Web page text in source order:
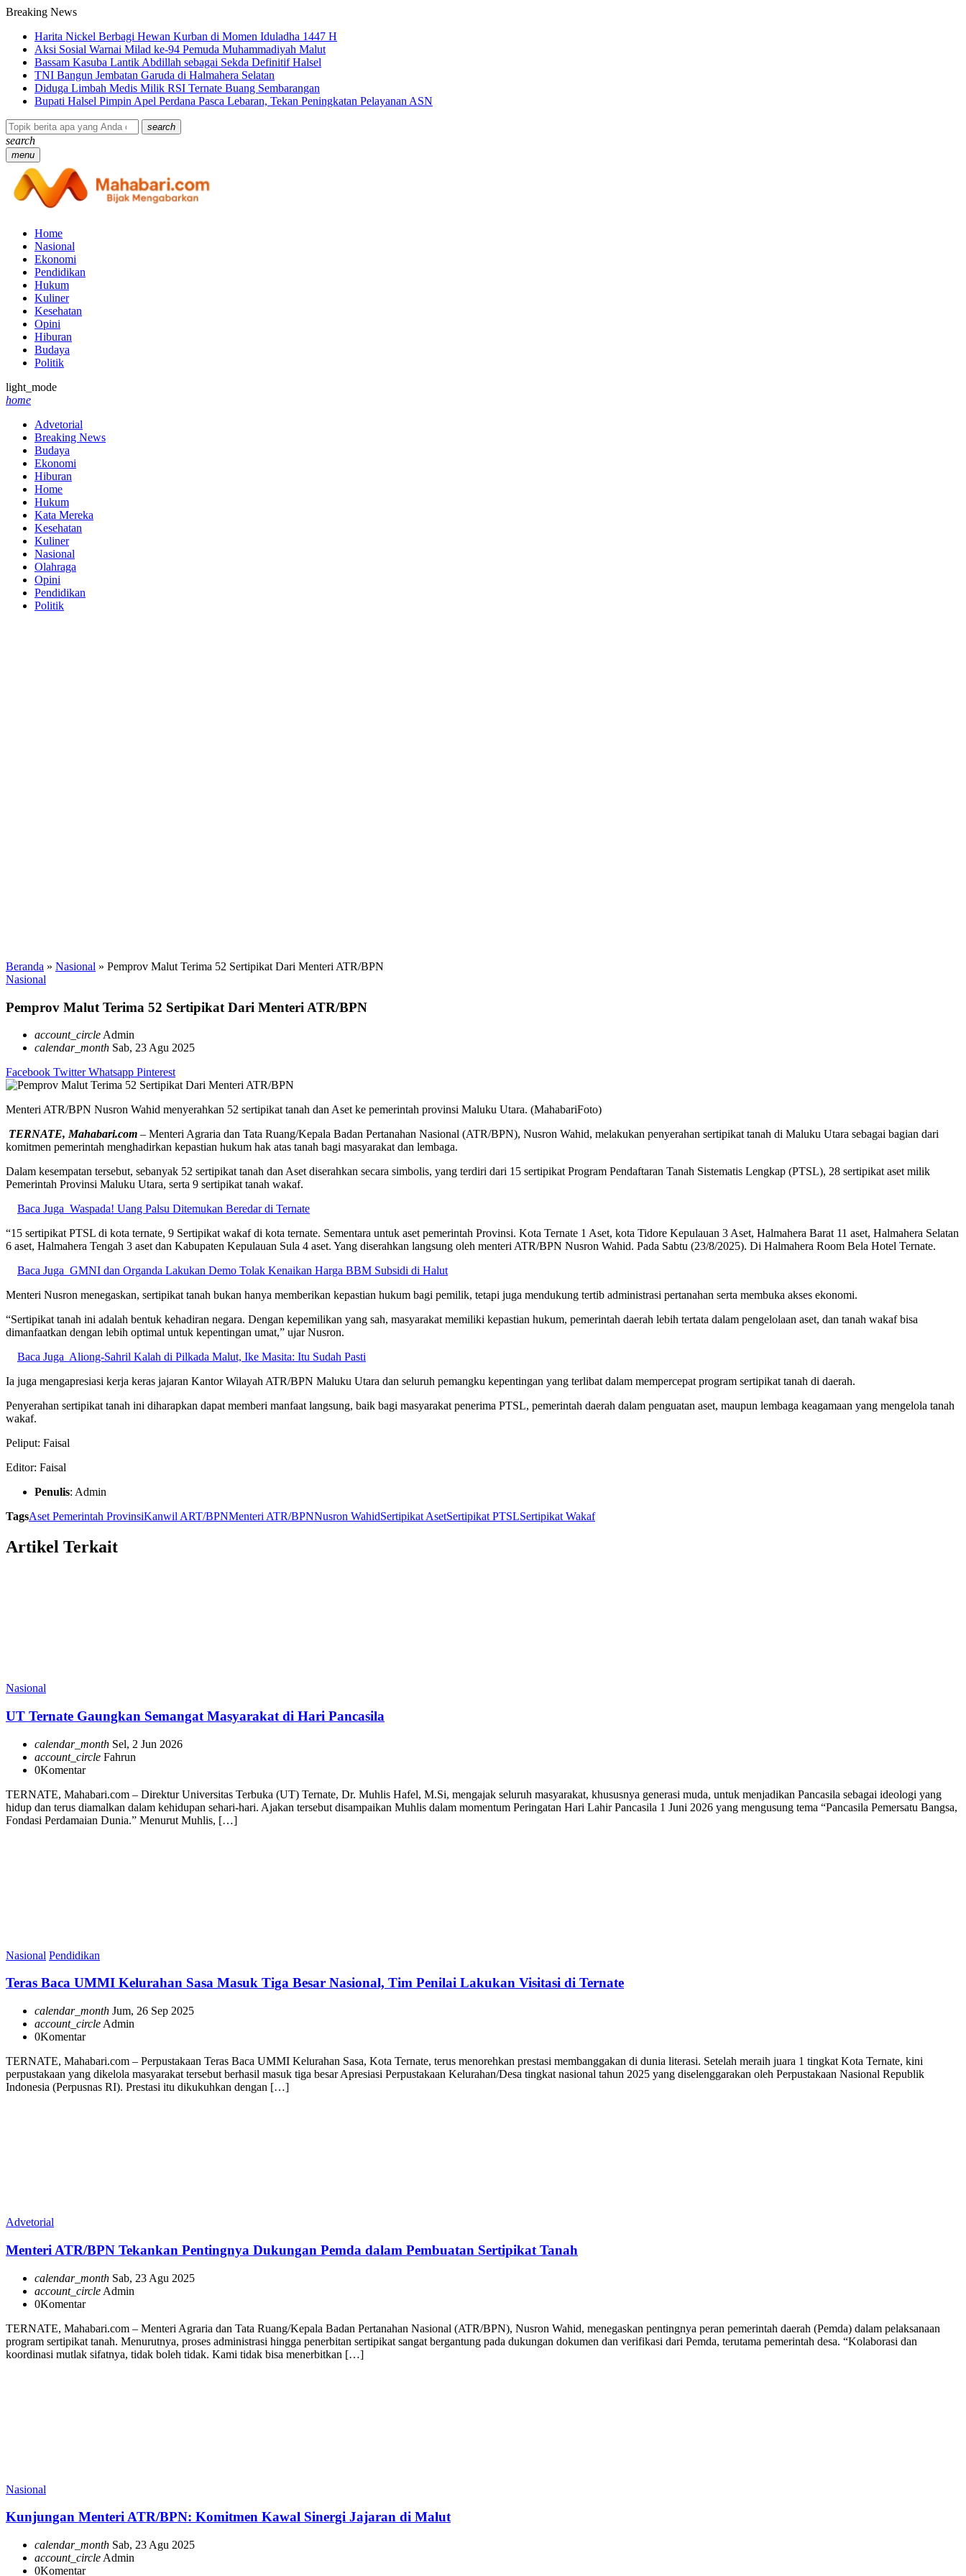
Breaking News
Harita Nickel Berbagi Hewan Kurban di Momen Iduladha 1447 H
Aksi Sosial Warnai Milad ke-94 Pemuda Muhammadiyah Malut
Bassam Kasuba Lantik Abdillah sebagai Sekda Definitif Halsel
TNI Bangun Jembatan Garuda di Halmahera Selatan
Diduga Limbah Medis Milik RSI Ternate Buang Sembarangan
Bupati Halsel Pimpin Apel Perdana Pasca Lebaran, Tekan Peningkatan Pelayanan ASN
search
search
menu
Home
Nasional
Ekonomi
Pendidikan
Hukum
Kuliner
Kesehatan
Opini
Hiburan
Budaya
Politik
light_mode
home
Advetorial
Breaking News
Budaya
Ekonomi
Hiburan
Home
Hukum
Kata Mereka
Kesehatan
Kuliner
Nasional
Olahraga
Opini
Pendidikan
Politik
Beranda » Nasional » Pemprov Malut Terima 52 Sertipikat Dari Menteri ATR/BPN
Nasional
Pemprov Malut Terima 52 Sertipikat Dari Menteri ATR/BPN
account_circleAdmin
calendar_month Sab, 23 Agu 2025
Facebook Twitter Whatsapp Pinterest
Menteri ATR/BPN Nusron Wahid menyerahkan 52 sertipikat tanah dan Aset ke pemerintah provinsi Maluku Utara. (MahabariFoto)
TERNATE, Mahabari.com – Menteri Agraria dan Tata Ruang/Kepala Badan Pertanahan Nasional (ATR/BPN), Nusron Wahid, melakukan penyerahan sertipikat tanah di Maluku Utara sebagai bagian dari
komitmen pemerintah menghadirkan kepastian hukum hak atas tanah bagi masyarakat dan lembaga.
Dalam kesempatan tersebut, sebanyak 52 sertipikat tanah dan Aset diserahkan secara simbolis, yang terdiri dari 15 sertipikat Program Pendaftaran Tanah Sistematis Lengkap (PTSL), 28 sertipikat aset milik
Pemerintah Provinsi Maluku Utara, serta 9 sertipikat tanah wakaf.
Baca Juga Waspada! Uang Palsu Ditemukan Beredar di Ternate
“15 sertipikat PTSL di kota ternate, 9 Sertipikat wakaf di kota ternate. Sementara untuk aset pemerintah Provinsi. Kota Ternate 1 Aset, kota Tidore Kepulauan 3 Aset, Halmahera Barat 11 aset, Halmahera Selatan
6 aset, Halmahera Tengah 3 aset dan Kabupaten Kepulauan Sula 4 aset. Yang diserahkan langsung oleh menteri ATR/BPN Nusron Wahid. Pada Sabtu (23/8/2025). Di Halmahera Room Bela Hotel Ternate.
Baca Juga GMNI dan Organda Lakukan Demo Tolak Kenaikan Harga BBM Subsidi di Halut
Menteri Nusron menegaskan, sertipikat tanah bukan hanya memberikan kepastian hukum bagi pemilik, tetapi juga mendukung tertib administrasi pertanahan serta membuka akses ekonomi.
“Sertipikat tanah ini adalah bentuk kehadiran negara. Dengan kepemilikan yang sah, masyarakat memiliki kepastian hukum, pemerintah daerah lebih tertata dalam pengelolaan aset, dan tanah wakaf bisa
dimanfaatkan dengan lebih optimal untuk kepentingan umat,” ujar Nusron.
Baca Juga Aliong-Sahril Kalah di Pilkada Malut, Ike Masita: Itu Sudah Pasti
Ia juga mengapresiasi kerja keras jajaran Kantor Wilayah ATR/BPN Maluku Utara dan seluruh pemangku kepentingan yang terlibat dalam mempercepat program sertipikat tanah di daerah.
Penyerahan sertipikat tanah ini diharapkan dapat memberi manfaat langsung, baik bagi masyarakat penerima PTSL, pemerintah daerah dalam penguatan aset, maupun lembaga keagamaan yang mengelola tanah
wakaf.
Peliput: Faisal
Editor: Faisal
Penulis: Admin
TagsAset Pemerintah ProvinsiKanwil ART/BPNMenteri ATR/BPNNusron WahidSertipikat AsetSertipikat PTSLSertipikat Wakaf
Artikel Terkait
Nasional
UT Ternate Gaungkan Semangat Masyarakat di Hari Pancasila
calendar_month Sel, 2 Jun 2026
account_circle Fahrun
0Komentar
TERNATE, Mahabari.com – Direktur Universitas Terbuka (UT) Ternate, Dr. Muhlis Hafel, M.Si, mengajak seluruh masyarakat, khususnya generasi muda, untuk menjadikan Pancasila sebagai ideologi yang
hidup dan terus diamalkan dalam kehidupan sehari-hari. Ajakan tersebut disampaikan Muhlis dalam momentum Peringatan Hari Lahir Pancasila 1 Juni 2026 yang mengusung tema “Pancasila Pemersatu Bangsa,
Fondasi Perdamaian Dunia.” Menurut Muhlis, […]
Nasional Pendidikan
Teras Baca UMMI Kelurahan Sasa Masuk Tiga Besar Nasional, Tim Penilai Lakukan Visitasi di Ternate
calendar_month Jum, 26 Sep 2025
account_circle Admin
0Komentar
TERNATE, Mahabari.com – Perpustakaan Teras Baca UMMI Kelurahan Sasa, Kota Ternate, terus menorehkan prestasi membanggakan di dunia literasi. Setelah meraih juara 1 tingkat Kota Ternate, kini
perpustakaan yang dikelola masyarakat tersebut berhasil masuk tiga besar Apresiasi Perpustakaan Kelurahan/Desa tingkat nasional tahun 2025 yang diselenggarakan oleh Perpustakaan Nasional Republik
Indonesia (Perpusnas RI). Prestasi itu dikukuhkan dengan […]
Advetorial
Menteri ATR/BPN Tekankan Pentingnya Dukungan Pemda dalam Pembuatan Sertipikat Tanah
calendar_month Sab, 23 Agu 2025
account_circle Admin
0Komentar
TERNATE, Mahabari.com – Menteri Agraria dan Tata Ruang/Kepala Badan Pertanahan Nasional (ATR/BPN), Nusron Wahid, menegaskan pentingnya peran pemerintah daerah (Pemda) dalam pelaksanaan
program sertipikat tanah. Menurutnya, proses administrasi hingga penerbitan sertipikat sangat bergantung pada dukungan dokumen dan verifikasi dari Pemda, terutama pemerintah desa. “Kolaborasi dan
koordinasi mutlak sifatnya, tidak boleh tidak. Kami tidak bisa menerbitkan […]
Nasional
Kunjungan Menteri ATR/BPN: Komitmen Kawal Sinergi Jajaran di Malut
calendar_month Sab, 23 Agu 2025
account_circle Admin
0Komentar